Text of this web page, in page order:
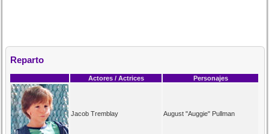
Reparto
Actores / Actrices Personajes
Jacob Tremblay August "Auggie" Pullman